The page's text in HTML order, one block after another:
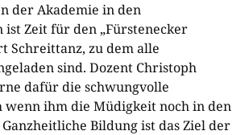
der Akademie in den
Zeit für den „Fürstenecker
Schreittanz, zu dem alle
sind. Dozent Christoph
dafür die schwungvolle
wenn ihm die Müdigkeit noch in den
Bildung ist das Ziel der